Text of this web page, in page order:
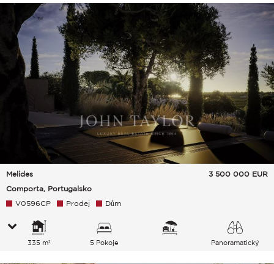
Melides
Comporta, Portugalsko
3 500 000 EUR
V0596CP Prodej Dům
335 m² 5 Pokoje Panoramatický